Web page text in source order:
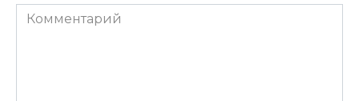
Комментарий